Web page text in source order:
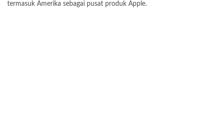
termasuk Amerika sebagai pusat produk Apple.